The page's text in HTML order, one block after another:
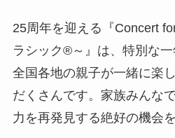
25周年を迎える『Concert
ラシック®～』は、特別な一
全国各地の親子が一緒に楽
だくさんです。家族みんな
力を再発見する絶好の機会